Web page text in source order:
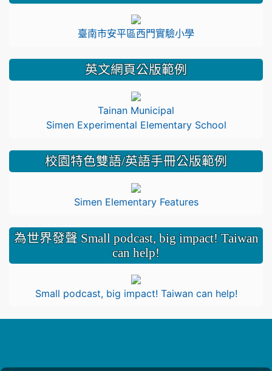
臺南市安平區西門實驗小學
英文網頁公版範例
Tainan Municipal
Simen Experimental Elementary School
校園特色雙語/英語手冊公版範例
Simen Elementary Features
為世界發聲 Small podcast, big impact! Taiwan
can help!
Small podcast, big impact! Taiwan can help!